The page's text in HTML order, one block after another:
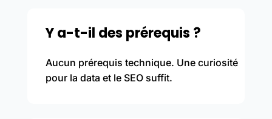
Y a-t-il des prérequis ?
Aucun prérequis technique. Une curiosité
pour la data et le SEO suffit.